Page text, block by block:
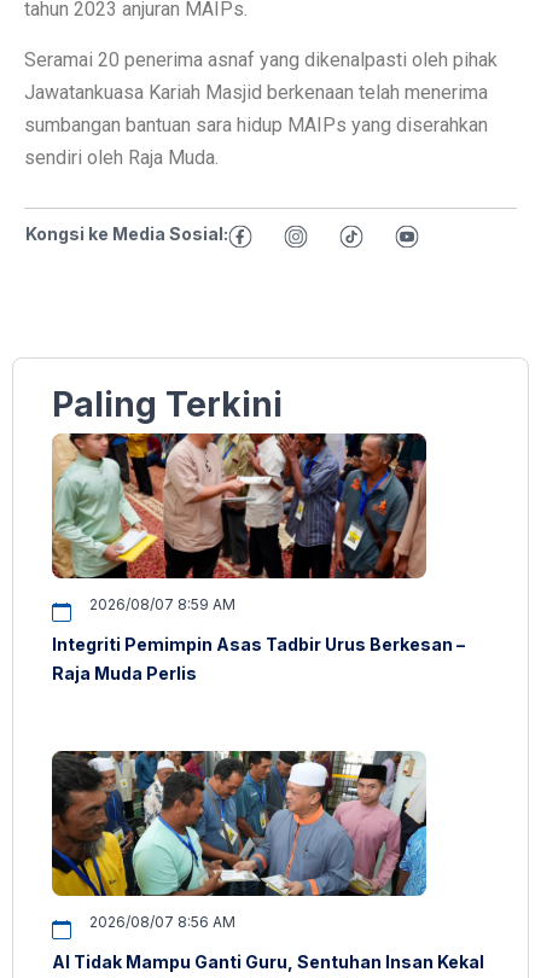
tahun 2023 anjuran MAIPs.
Seramai 20 penerima asnaf yang dikenalpasti oleh pihak
Jawatankuasa Kariah Masjid berkenaan telah menerima
sumbangan bantuan sara hidup MAIPs yang diserahkan
sendiri oleh Raja Muda.
Kongsi ke Media Sosial:
Paling Terkini
2026/08/07 8:59 AM
Integriti Pemimpin Asas Tadbir Urus Berkesan –
Raja Muda Perlis
2026/08/07 8:56 AM
AI Tidak Mampu Ganti Guru, Sentuhan Insan Kekal